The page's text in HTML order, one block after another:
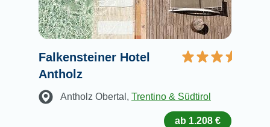
Falkensteiner Hotel
Antholz
Antholz Obertal , Trentino & Südtirol
ab 1.208 €